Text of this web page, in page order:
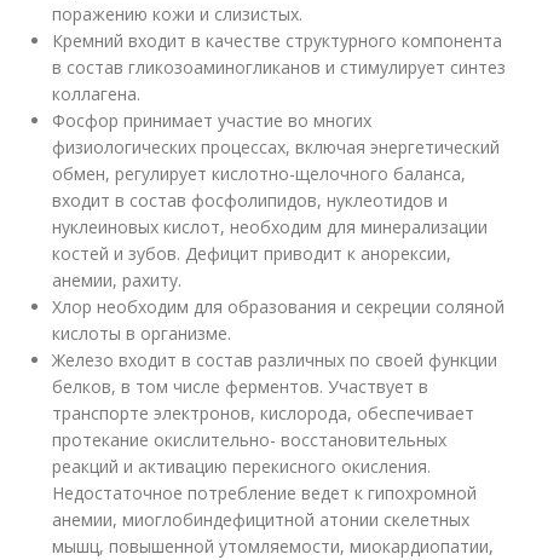
поражению кожи и слизистых.
Кремний входит в качестве структурного компонента
в состав гликозоаминогликанов и стимулирует синтез
коллагена.
Фосфор принимает участие во многих
физиологических процессах, включая энергетический
обмен, регулирует кислотно-щелочного баланса,
входит в состав фосфолипидов, нуклеотидов и
нуклеиновых кислот, необходим для минерализации
костей и зубов. Дефицит приводит к анорексии,
анемии, рахиту.
Хлор необходим для образования и секреции соляной
кислоты в организме.
Железо входит в состав различных по своей функции
белков, в том числе ферментов. Участвует в
транспорте электронов, кислорода, обеспечивает
протекание окислительно- восстановительных
реакций и активацию перекисного окисления.
Недостаточное потребление ведет к гипохромной
анемии, миоглобиндефицитной атонии скелетных
мышц, повышенной утомляемости, миокардиопатии,